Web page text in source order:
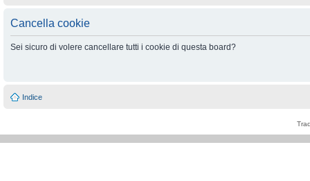
Cancella cookie
Sei sicuro di volere cancellare tutti i cookie di questa board?
Indice